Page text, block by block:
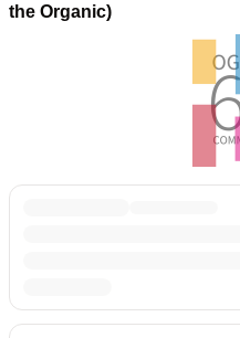
the Organic)